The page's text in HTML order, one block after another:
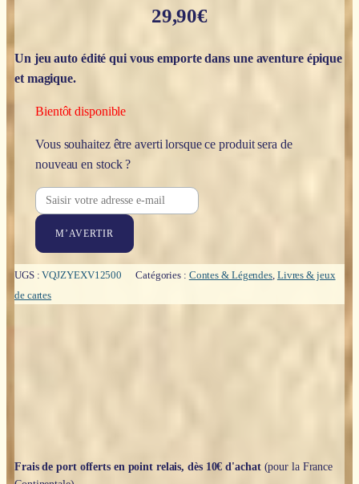
29,90€
Un jeu auto édité qui vous emporte dans une aventure épique
et magique.
Bientôt disponible
Vous souhaitez être averti lorsque ce produit sera de
nouveau en stock ?
M’AVERTIR
UGS :VQJZYEXV12500 Catégories : Contes & Légendes, Livres & jeux
de cartes
Frais de port offerts en point relais, dès 10€ d'achat(pour la France